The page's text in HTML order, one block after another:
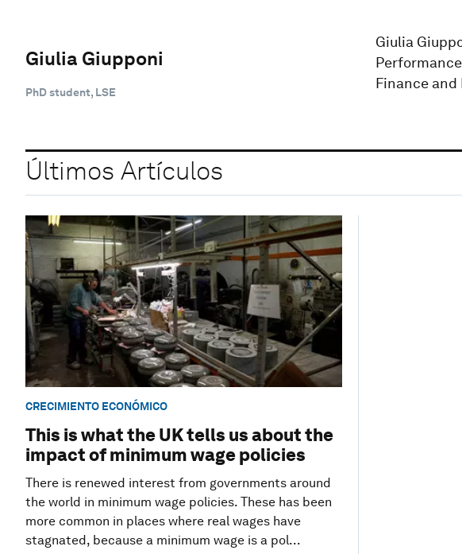
Giulia Giupponi
PhD student, LSE
Giulia
Finance and
Últimos Artículos
CRECIMIENTO ECONÓMICO
This is what the UK tells us about the
impact of minimum wage policies
There is renewed interest from governments around
the world in minimum wage policies. These has been
more common in places where real wages have
stagnated, because a minimum wage is a pol...